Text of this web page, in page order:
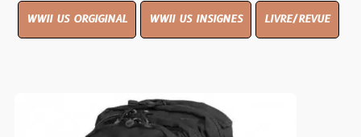
WWII US ORGIGINAL WWII US INSIGNES LIVRE/REVUE